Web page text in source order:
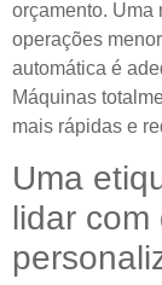
orçamento. Uma
operações
automática é
Máquinas
mais rápidas e
Uma
lidar